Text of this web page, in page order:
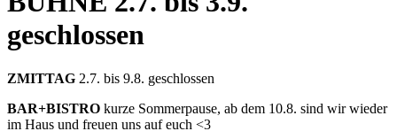
geschlossen
ZMITTAG 2.7. bis 9.8. geschlossen
BAR+BISTRO kurze Sommerpause, ab dem 10.8. sind wir wieder
im Haus und freuen uns auf euch <3